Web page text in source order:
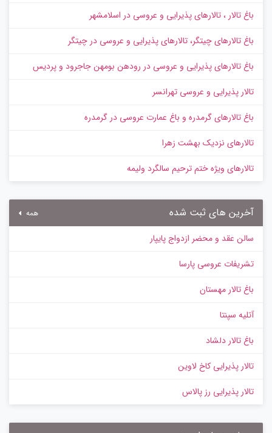
باغ تالار ، تالارهای پذیرایی و عروسی در اسلامشهر
باغ تالارهای چیتگر، تالارهای پذیرایی و عروسی در چیتگر
باغ تالارهای پذیرایی و عروسی در رودهن بومهن جاجرود و پردیس
تالار پذیرایی و عروسی تهرانسر
باغ تالارهای گرمدره و باغ عمارت عروسی در گرمدره
تالارهای نزدیک بهشت زهرا
تالارهای ویژه ختم ترحیم سالگرد ولیمه
آخرین های ثبت شده همه
سالن عقد و محضر ازدواج پایپار
تشریفات عروسی پارسا
باغ تالار مهستان
آتلیه سپنتا
باغ تالار دلشاد
تالار پذیرایی کاخ لاوین
تالار پذیرایی رز پالاس